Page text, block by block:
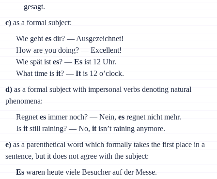
gesagt.
c) as a formal subject:
Wie geht esdir? — Ausgezeichnet!
How are you doing? — Excellent!
Wie spät ist es? — Esist 12 Uhr.
What time is it? — Itis 12 o’clock.
d) as a formal subject with impersonal verbs denoting natural
phenomena:
Regnet esimmer noch? — Nein, esregnet nicht mehr.
Is itstill raining? — No, itisn’t raining anymore.
e) as a parenthetical word which formally takes the first place in a
sentence, but it does not agree with the subject:
Eswaren heute viele Besucher auf der Messe.